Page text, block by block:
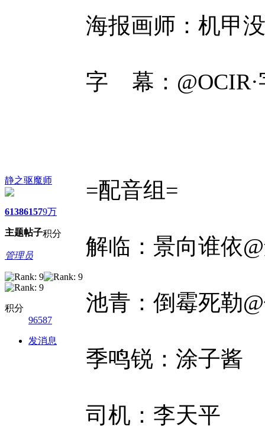
静之驱魔师
6138
主题
6157
帖子
9万
积分
管理员
积分
96587
发消息
海报画师：机甲
字 幕：@OCIR·
=配音组=
解临：景向谁依
池青：倒霉死勒
季鸣锐：涂子酱
司机：李天平